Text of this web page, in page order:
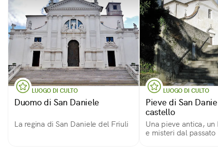
LUOGO DI CULTO
Duomo di San Daniele
La regina di San Daniele del Friuli
LUOGO DI CULTO
Pieve di San
castello
Una pieve antica, un
e misteri dal passato